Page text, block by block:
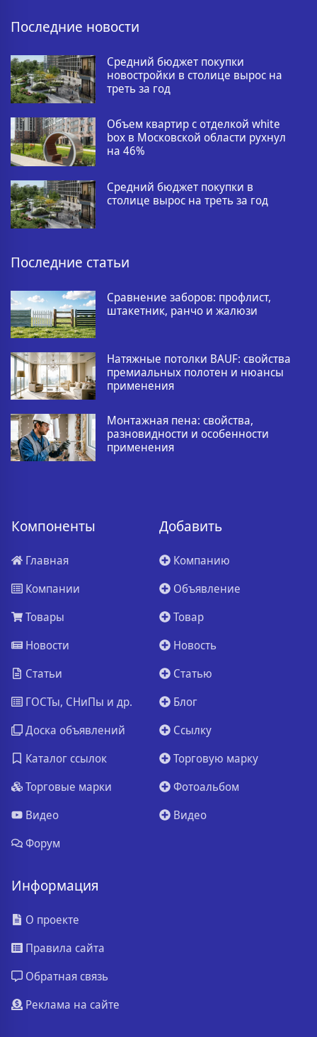
Последние новости
Средний бюджет покупки
новостройки в столице вырос на
треть за год
Объем квартир с отделкой white
box в Московской области рухнул
на 46%
Средний бюджет покупки в
столице вырос на треть за год
Последние статьи
Сравнение заборов: профлист,
штакетник, ранчо и жалюзи
Натяжные потолки BAUF: свойства
премиальных полотен и нюансы
применения
Монтажная пена: свойства,
разновидности и особенности
применения
Компоненты
Главная
Компании
Товары
Новости
Статьи
ГОСТы, СНиПы и др.
Доска объявлений
Каталог ссылок
Торговые марки
Видео
Форум
Добавить
Компанию
Объявление
Товар
Новость
Статью
Блог
Ссылку
Торговую марку
Фотоальбом
Видео
Информация
О проекте
Правила сайта
Обратная связь
Реклама на сайте